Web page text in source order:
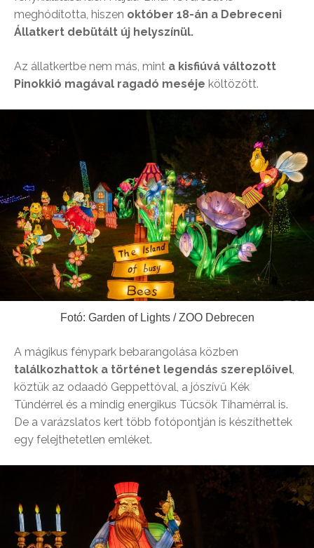
meghódította, hiszen október 18-án a Debreceni
Állatkert debütált új helyszínül.
Az állatkertbe nem más, mint a kisfiúvá változott
Pinokkió magával ragadó meséje költözött.
Fotó: Garden of Lights / ZOO Debrecen
A mágikus fénypark bebarangolása közben
találkozhattok a történet legendás szereplőivel,
köztük az odaadó Geppettóval, a jószívű Kék
Tündérrel és a mindig energikus Tücsök Tihamérral is.
De a varázslatos kert több fotópontján is készíthettek
egy felejthetetlen emléket.